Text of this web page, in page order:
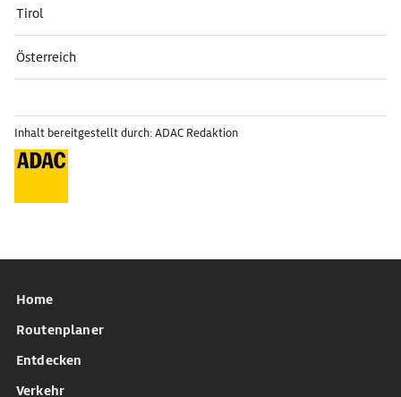
Tirol
Österreich
Inhalt bereitgestellt durch: ADAC Redaktion
Home
Routenplaner
Entdecken
Verkehr